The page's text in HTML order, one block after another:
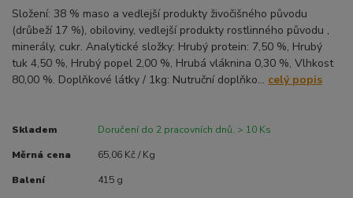
Složení: 38 % maso a vedlejší produkty živočišného původu
(drůbeží 17 %), obiloviny, vedlejší produkty rostlinného původu ,
minerály, cukr. Analytické složky: Hrubý protein: 7,50 %, Hrubý
tuk 4,50 %, Hrubý popel 2,00 %, Hrubá vláknina 0,30 %, Vlhkost
80,00 %. Doplňkové látky / 1kg: Nutruční doplňko... celý popis
Skladem Doručení do 2 pracovních dnů. > 10 Ks
Měrná cena 65,06 Kč / Kg
Balení 415 g